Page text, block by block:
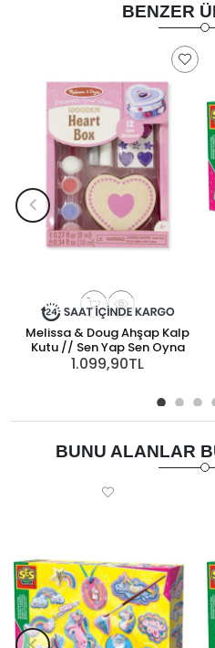
BENZER
Melissa & Doug Ahşap Kalp
Kutu // Sen Yap Sen Oyna
1.099,90TL
BUNU ALANLAR